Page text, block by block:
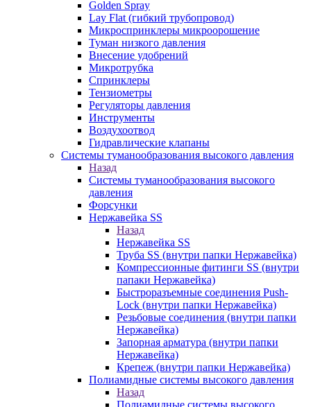
Golden Spray
Lay Flat (гибкий трубопровод)
Микроспринклеры микроорошение
Туман низкого давления
Внесение удобрений
Микротрубка
Спринклеры
Тензиометры
Регуляторы давления
Инструменты
Воздухоотвод
Гидравлические клапаны
Системы туманообразования высокого давления
Назад
Системы туманообразования высокого
давления
Форсунки
Нержавейка SS
Назад
Нержавейка SS
Труба SS (внутри папки Нержавейка)
Компрессионные фитинги SS (внутри
папаки Нержавейка)
Быстроразъемные соединения Push-
Lock (внутри папки Нержавейка)
Резьбовые соединения (внутри папки
Нержавейка)
Запорная арматура (внутри папки
Нержавейка)
Крепеж (внутри папки Нержавейка)
Полиамидные системы высокого давления
Назад
Полиамидные системы высокого